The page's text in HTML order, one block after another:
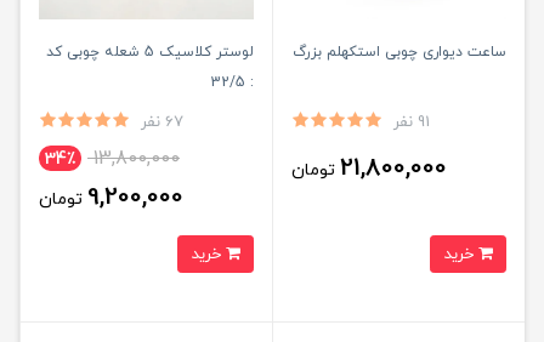
ساعت دیواری چوبی استکهلم بزرگ
91 نفر
21,800,000 تومان
لوستر کلاسیک 5 شعله چوبی کد
: 32/5
67 نفر
13,800,000 34٪
9,200,000 تومان